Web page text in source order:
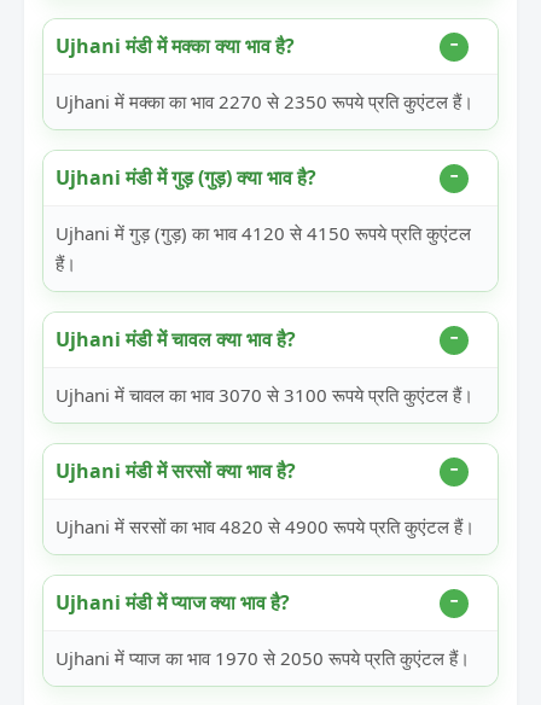
Ujhani मंडी में मक्का क्या भाव है?
Ujhani में मक्का का भाव 2270 से 2350 रूपये प्रति कुएंटल हैं।
Ujhani मंडी में गुड़ (गुड़) क्या भाव है?
Ujhani में गुड़ (गुड़) का भाव 4120 से 4150 रूपये प्रति कुएंटल
हैं।
Ujhani मंडी में चावल क्या भाव है?
Ujhani में चावल का भाव 3070 से 3100 रूपये प्रति कुएंटल हैं।
Ujhani मंडी में सरसों क्या भाव है?
Ujhani में सरसों का भाव 4820 से 4900 रूपये प्रति कुएंटल हैं।
Ujhani मंडी में प्याज क्या भाव है?
Ujhani में प्याज का भाव 1970 से 2050 रूपये प्रति कुएंटल हैं।